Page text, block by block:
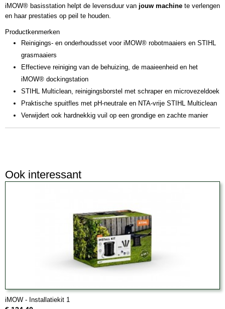
iMOW® basisstation helpt de levensduur van jouw machine te verlengen
en haar prestaties op peil te houden.
Productkenmerken
Reinigings- en onderhoudsset voor iMOW® robotmaaiers en STIHL
grasmaaiers
Effectieve reiniging van de behuizing, de maaieenheid en het
iMOW® dockingstation
STIHL Multiclean, reinigingsborstel met schraper en microvezeldoek
Praktische spuitfles met pH-neutrale en NTA-vrije STIHL Multiclean
Verwijdert ook hardnekkig vuil op een grondige en zachte manier
Ook interessant
iMOW - Installatiekit 1